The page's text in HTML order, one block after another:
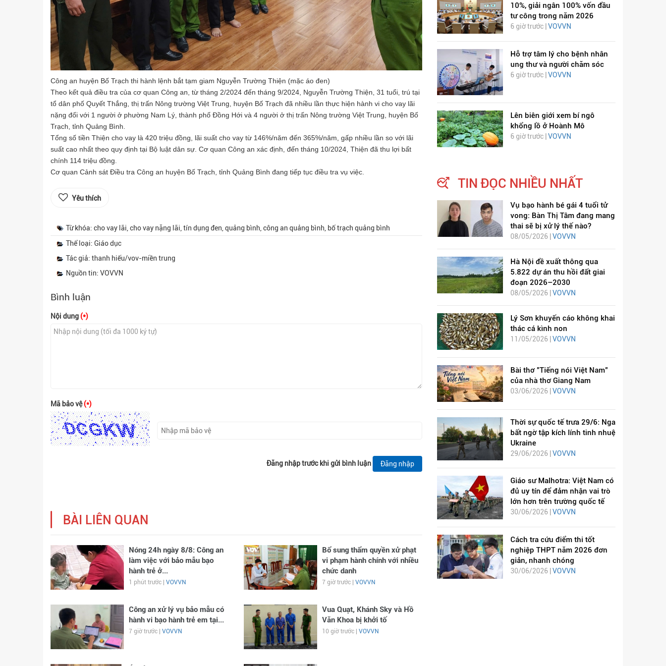
Công an huyện Bố Trạch thi hành lệnh bắt tạm giam Nguyễn Trường Thiện (mặc áo đen)
Theo kết quả điều tra của cơ quan Công an, từ tháng 2/2024 đến tháng 9/2024, Nguyễn Trường Thiện, 31 tuổi, trú tại
tổ dân phố Quyết Thắng, thị trấn Nông trường Việt Trung, huyện Bố Trạch đã nhiều lần thực hiện hành vi cho vay lãi
nặng đối với 1 người ở phường Nam Lý, thành phố Đồng Hới và 4 người ở thị trấn Nông trường Việt Trung, huyện Bố
Trạch, tỉnh Quảng Bình.
Tổng số tiền Thiện cho vay là 420 triệu đồng, lãi suất cho vay từ 146%/năm đến 365%/năm, gấp nhiều lần so với lãi
suất cao nhất theo quy định tại Bộ luật dân sự. Cơ quan Công an xác định, đến tháng 10/2024, Thiện đã thu lợi bất
chính 114 triệu đồng.
Cơ quan Cảnh sát Điều tra Công an huyện Bố Trạch, tỉnh Quảng Bình đang tiếp tục điều tra vụ việc.
Yêu thích
Từ khóa: cho vay lãi, cho vay nặng lãi, tín dụng đen, quảng bình, công an quảng bình, bố trạch quảng bình
Thể loại: Giáo dục
Tác giả: thanh hiếu/vov-miền trung
Nguồn tin: VOVVN
Bình luận
Nội dung (*)
Mã bảo vệ(*)
Đăng nhập trước khi gửi bình luận Đăng nhập
BÀI LIÊN QUAN
Nóng 24h ngày 8/8: Công an
làm việc với bảo mẫu bạo
hành trẻ ở...
1 phút trước | VOVVN
Bổ sung thẩm quyền xử phạt
vi phạm hành chính với nhiều
chức danh
7 giờ trước | VOVVN
Công an xử lý vụ bảo mẫu có
hành vi bạo hành trẻ em tại...
7 giờ trước | VOVVN
Vua Quạt, Khánh Sky và Hồ
Văn Khoa bị khởi tố
10 giờ trước | VOVVN
10%, giải ngân 100% vốn đầu
tư công trong năm 2026
6 giờ trước | VOVVN
Hỗ trợ tâm lý cho bệnh nhân
ung thư và người chăm sóc
6 giờ trước | VOVVN
Lên biên giới xem bí ngô
khổng lồ ở Hoành Mô
6 giờ trước | VOVVN
TIN ĐỌC NHIỀU NHẤT
Vụ bạo hành bé gái 4 tuổi tử
vong: Bàn Thị Tâm đang mang
thai sẽ bị xử lý thế nào?
08/05/2026 | VOVVN
Hà Nội đề xuất thông qua
5.822 dự án thu hồi đất giai
đoạn 2026–2030
08/05/2026 | VOVVN
Lý Sơn khuyến cáo không khai
thác cá kình non
11/05/2026 | VOVVN
Bài thơ "Tiếng nói Việt Nam"
của nhà thơ Giang Nam
03/06/2026 | VOVVN
Thời sự quốc tế trưa 29/6: Nga
bất ngờ tập kích lính tinh nhuệ
Ukraine
29/06/2026 | VOVVN
Giáo sư Malhotra: Việt Nam có
đủ uy tín để đảm nhận vai trò
lớn hơn trên trường quốc tế
30/06/2026 | VOVVN
Cách tra cứu điểm thi tốt
nghiệp THPT năm 2026 đơn
giản, nhanh chóng
30/06/2026 | VOVVN